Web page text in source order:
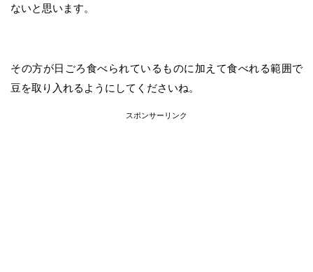
ないと思います。
その方が日ごろ食べられているものに加えて食べれる範囲で
豆を取り入れるようにしてくださいね。
スポンサーリンク